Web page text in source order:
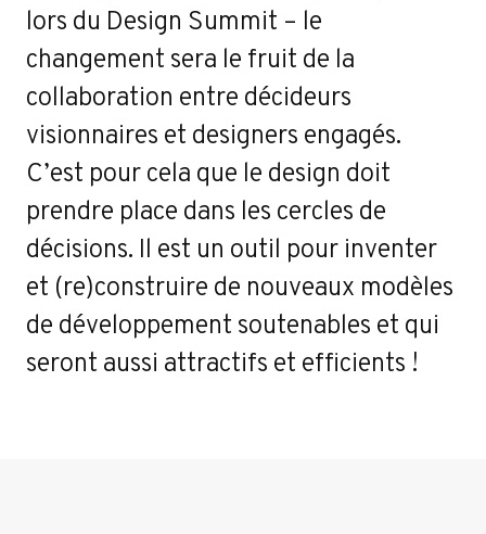
lors du Design Summit – le
changement sera le fruit de la
collaboration entre décideurs
visionnaires et designers engagés.
C’est pour cela que le design doit
prendre place dans les cercles de
décisions. Il est un outil pour inventer
et (re)construire de nouveaux modèles
de développement soutenables et qui
seront aussi attractifs et efficients !